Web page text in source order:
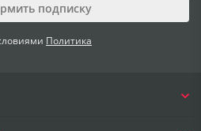
подписку
Политика